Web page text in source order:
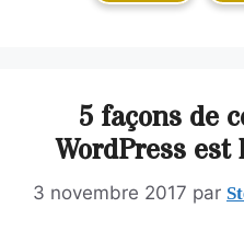
5 façons de
WordPress
3 novembre 2017 par